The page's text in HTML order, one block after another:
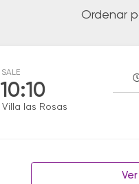
Ordenar
SALE
10:10
Villa las Rosas